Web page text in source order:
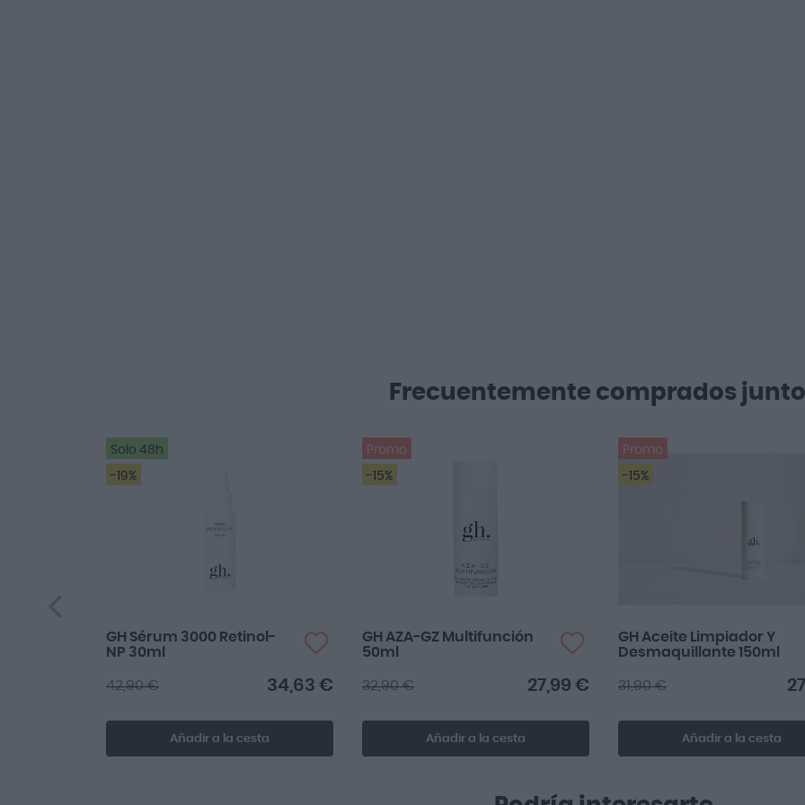
Frecuentemente comprados
Solo 48h
-19%
GH Sérum 3000 Retinol-
NP 30ml
34,63 €
42,90 €
Añadir a la cesta
Promo
-15%
GH AZA-GZ Multifunción
50ml
27,99 €
32,90 €
Añadir a la cesta
Promo
-15%
GH Aceite Limpiador Y
Desmaquillante 150ml
31,90 €
Añadir a la cesta